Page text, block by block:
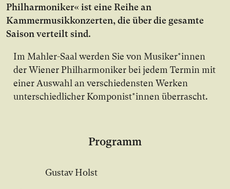
Philharmoniker« ist eine Reihe an
Kammermusikkonzerten, die über die gesamte
Saison verteilt sind.
Im Mahler-Saal werden Sie von Musiker*innen
der Wiener Philharmoniker bei jedem Termin mit
einer Auswahl an verschiedensten Werken
unterschiedlicher Komponist*innen überrascht.
Programm
Gustav Holst